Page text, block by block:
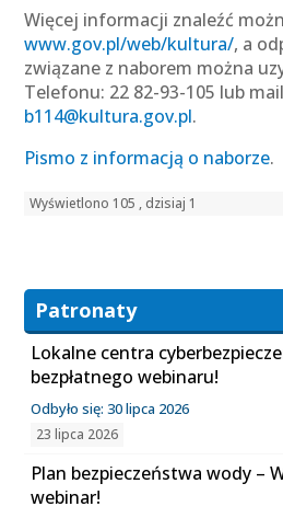
Więcej informacji znaleźć
www.gov.pl/web/kultura/, a
związane z naborem można
Telefonu: 22 82-93-105 lub
b114@kultura.gov.pl.
Pismo z informacją o naborze.
Wyświetlono 105 , dzisiaj 1
Patronaty
Lokalne centra
bezpłatnego webinaru!
Odbyło się: 30 lipca 2026
23 lipca 2026
Plan bezpieczeństwa wody –
webinar!